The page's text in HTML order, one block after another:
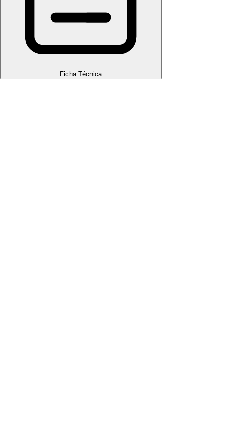
Ficha Técnica